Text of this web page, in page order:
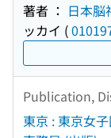
著者 ： 日本脳
ッカイ (
Publication,
東京 : 東京女